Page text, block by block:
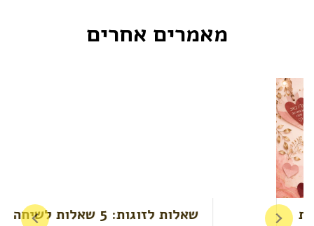
מאמרים אחרים
שאלות לזוגות: 5 שאלות לשיחה